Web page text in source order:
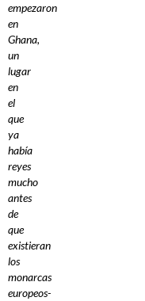
empezaron
en
Ghana,
un
lugar
en
el
que
ya
había
reyes
mucho
antes
de
que
existieran
los
monarcas
europeos-